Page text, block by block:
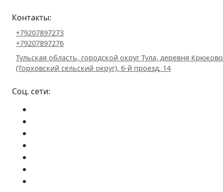
Контакты:
+79207897273
+79207897276
Тульская область, городской округ Тула, деревня Крюково
(Торховский сельский округ), 6-й проезд, 14
Соц. сети: